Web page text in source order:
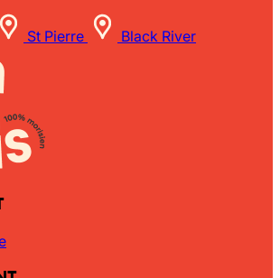
St Pierre Black River